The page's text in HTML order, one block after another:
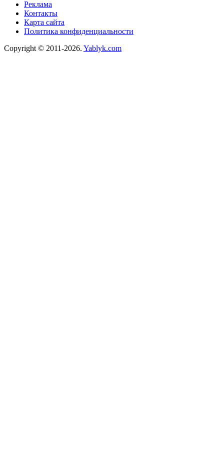
Реклама
Контакты
Карта сайта
Политика конфиденциальности
Copyright © 2011-2026. Yablyk.сom